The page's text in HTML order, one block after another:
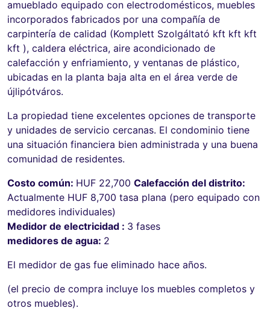
amueblado equipado con electrodomésticos, muebles
incorporados fabricados por una compañía de
carpintería de calidad (Komplett Szolgáltató kft kft kft
kft ), caldera eléctrica, aire acondicionado de
calefacción y enfriamiento, y ventanas de plástico,
ubicadas en la planta baja alta en el área verde de
újlipótváros.
La propiedad tiene excelentes opciones de transporte
y unidades de servicio cercanas. El condominio tiene
una situación financiera bien administrada y una buena
comunidad de residentes.
Costo común: HUF 22,700 Calefacción del distrito:
Actualmente HUF 8,700 tasa plana (pero equipado con
medidores individuales)
Medidor de electricidad : 3 fases
medidores de agua: 2
El medidor de gas fue eliminado hace años.
(el precio de compra incluye los muebles completos y
otros muebles).